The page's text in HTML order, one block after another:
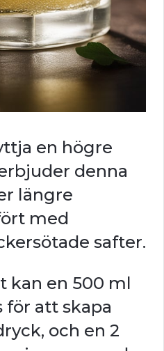
en högre
denna
längre
med
safter.
kan en 500 ml
för att skapa
och en 2